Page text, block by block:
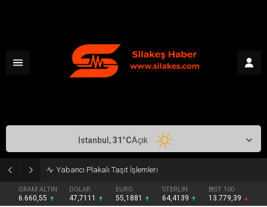
Yabancı Plakalı Taşıt İşlemleri
GRAM ALTIN
6.660,55
DOLAR
47,7111
EURO
55,1881
STERLİN
64,4139
BIST 100
13.779,39
İstanbul,31°CAçık